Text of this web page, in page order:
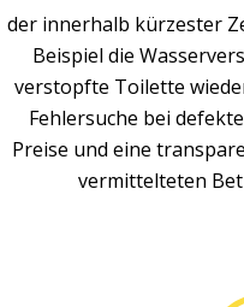
der innerhalb kürzester
Beispiel die
verstopfte Toilette
Fehlersuche bei
Preise und eine
vermittelteten